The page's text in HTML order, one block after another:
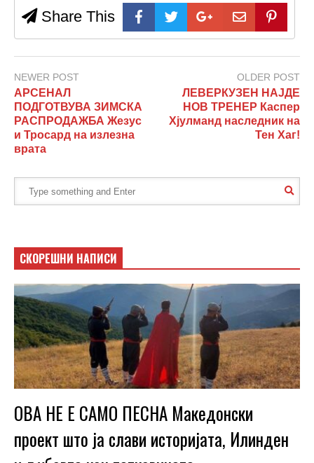
Share This
NEWER POST
АРСЕНАЛ
ПОДГОТВУВА ЗИМСКА
РАСПРОДАЖБА Жезус
и Тросард на излезна
врата
OLDER POST
ЛЕВЕРКУЗЕН НАЈДЕ
НОВ ТРЕНЕР Каспер
Хјулманд наследник на
Тен Хаг!
СКОРЕШНИ НАПИСИ
ОВА НЕ Е САМО ПЕСНА Македонски
проект што ја слави историјата, Илинден